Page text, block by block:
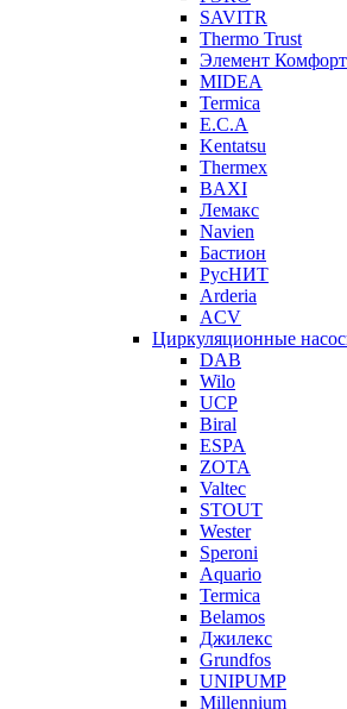
SAVITR
Thermo Trust
Элемент
MIDEA
Termica
E.C.A
Kentatsu
Thermex
BAXI
Лемакс
Navien
Бастион
РусНИТ
Arderia
ACV
Циркуляционные
DAB
Wilo
UCP
Biral
ESPA
ZOTA
Valtec
STOUT
Wester
Speroni
Aquario
Termica
Belamos
Джилекс
Grundfos
UNIPUMP
Millennium